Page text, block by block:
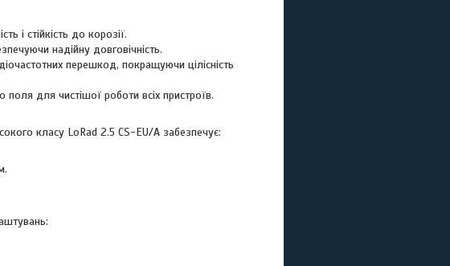
і стійкість до корозії.
надійну довговічність.
перешкод, покращуючи цілісність
для чистішої роботи всіх пристроїв.
класу LoRad 2.5 CS-EU/A забезпечує: